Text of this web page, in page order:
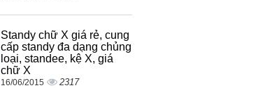
Standy chữ X giá rẻ, cung
cấp standy đa dạng chủng
loại, standee, kệ X, giá
chữ X
16/06/2015 2317